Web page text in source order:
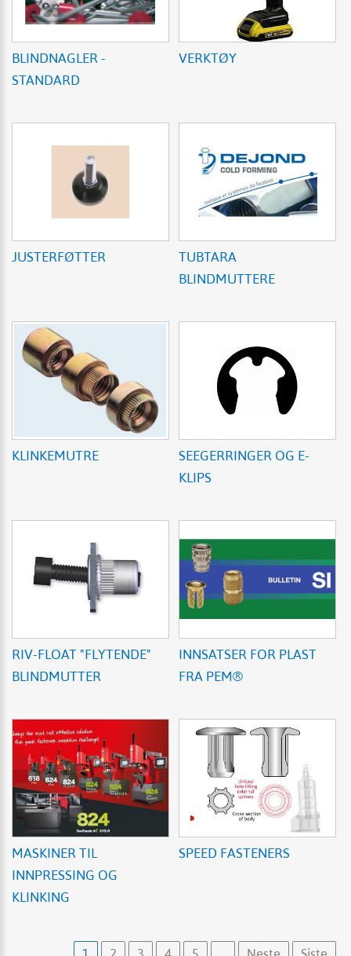
BLINDNAGLER -
STANDARD
VERKTØY
JUSTERFØTTER
TUBTARA
BLINDMUTTERE
KLINKEMUTRE
SEEGERRINGER OG E-
KLIPS
RIV-FLOAT "FLYTENDE"
BLINDMUTTER
INNSATSER FOR PLAST
FRA PEM®
MASKINER TIL
INNPRESSING OG
KLINKING
SPEED FASTENERS